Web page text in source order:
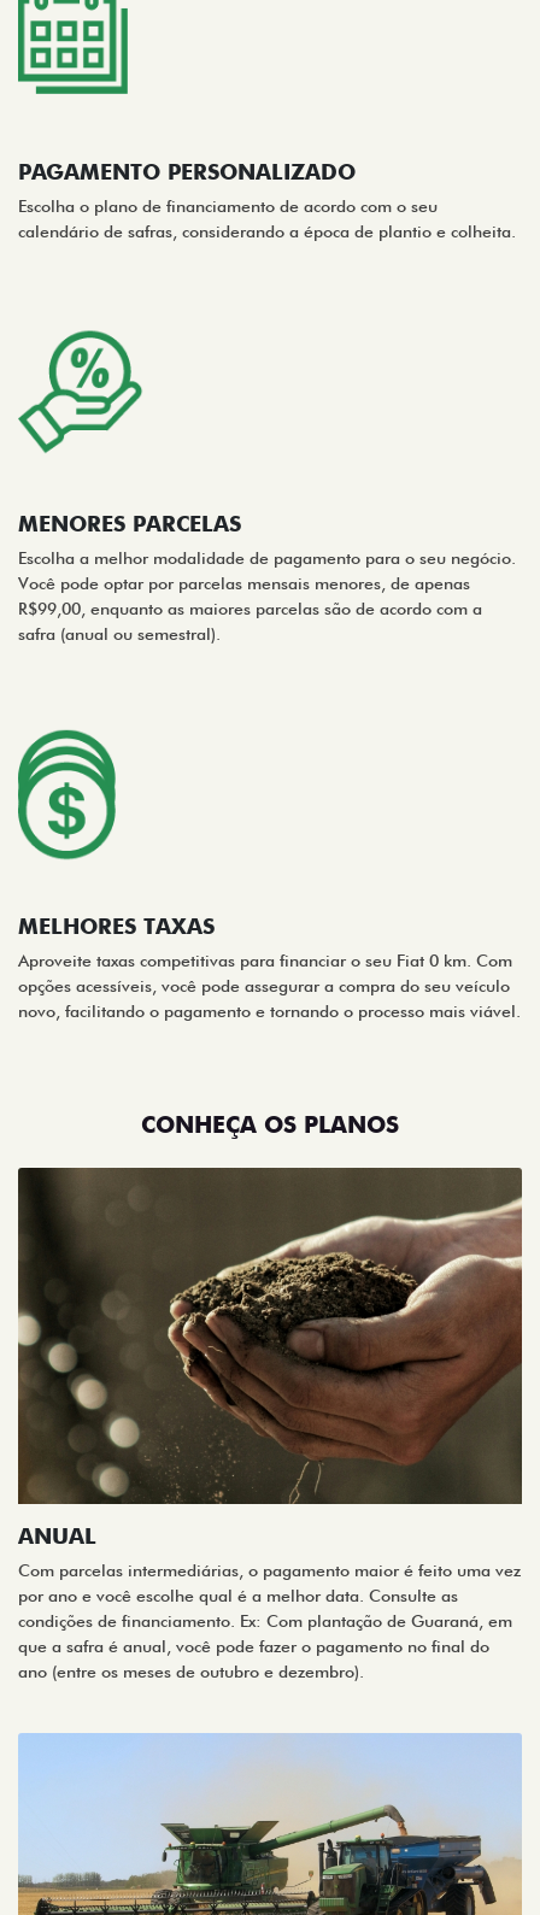
PAGAMENTO PERSONALIZADO
Escolha o plano de financiamento de acordo com o seu
calendário de safras, considerando a época de plantio e colheita.
MENORES PARCELAS
Escolha a melhor modalidade de pagamento para o seu negócio.
Você pode optar por parcelas mensais menores, de apenas
R$99,00, enquanto as maiores parcelas são de acordo com a
safra (anual ou semestral).
MELHORES TAXAS
Aproveite taxas competitivas para financiar o seu Fiat 0 km. Com
opções acessíveis, você pode assegurar a compra do seu veículo
novo, facilitando o pagamento e tornando o processo mais viável.
CONHEÇA OS PLANOS
ANUAL
Com parcelas intermediárias, o pagamento maior é feito uma vez
por ano e você escolhe qual é a melhor data. Consulte as
condições de financiamento. Ex: Com plantação de Guaraná, em
que a safra é anual, você pode fazer o pagamento no final do
ano (entre os meses de outubro e dezembro).